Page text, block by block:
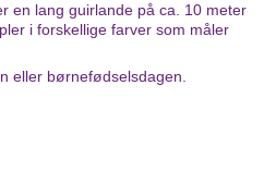
en lang guirlande på ca. 10 meter
i forskellige farver som måler
eller børnefødselsdagen.